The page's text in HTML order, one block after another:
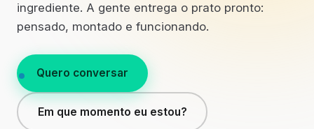
ingrediente. A gente entrega o prato pronto:
pensado, montado e funcionando.
Quero conversar
Em que momento eu estou?